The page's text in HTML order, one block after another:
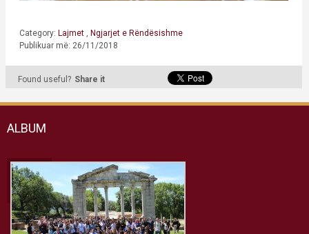
Category: Lajmet
Ngjarjet e Rëndësishme
Publikuar më: 26/11/2018
Found useful? Share it
ALBUM